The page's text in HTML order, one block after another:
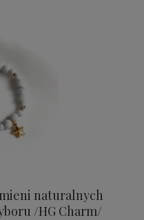
naturalnych
/HG Charm/